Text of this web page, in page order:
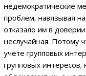
недемократические
проблем, навязывая
отказало им в
неслучайная. Потому
учете групповых
групповых